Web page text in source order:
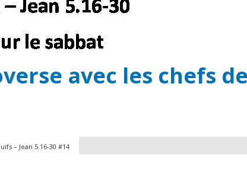
– Jean 5.16-30 #14
avec les chefs